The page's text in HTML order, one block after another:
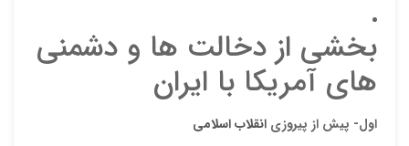
بخشی از دخالت ها و دشمنی
های آمریکا با ایران
اول- پیش از پیروزی انقلاب اسلامی